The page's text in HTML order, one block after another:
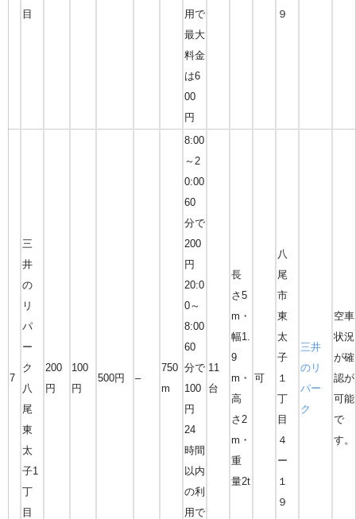
目
用で
最大
料金
は6
00
円
９
7
三
井
の
リ
パ
ー
ク
八
尾
東
太
子1
丁
目
200
円
100
円
500円 –
750
m
8:00
～2
0:00
60
分で
200
円
20:0
0～
8:00
60
分で
100
円
24
時間
以内
の利
用で
11
台
長
さ5
m・
幅1.
9
m・
高
さ2
m・
重
量2t
可
八
尾
市
東
太
子
１
丁
目
４
ー
１
９
三井
のリ
パー
ク
空車
状況
が確
認が
可能
で
す。